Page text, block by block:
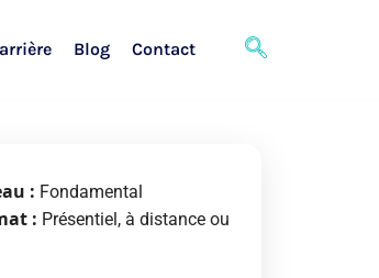
Blog Contact
: Fondamental
: Présentiel, à distance ou